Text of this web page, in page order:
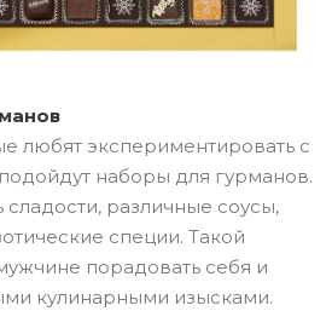
любят экспериментировать с
наборы для гурманов.
сладости, различные соусы,
специи. Такой
порадовать себя и
кулинарными изысками.